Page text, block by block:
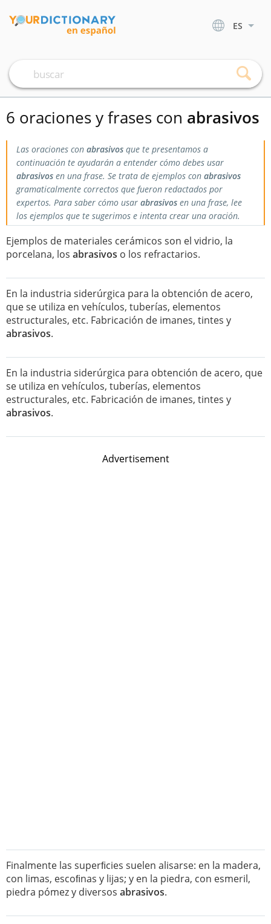
ES
6 oraciones y frases con abrasivos
Las oraciones con abrasivos que te presentamos a
continuación te ayudarán a entender cómo debes usar
abrasivos en una frase. Se trata de ejemplos con abrasivos
gramaticalmente correctos que fueron redactados por
expertos. Para saber cómo usar abrasivos en una frase, lee
los ejemplos que te sugerimos e intenta crear una oración.
Ejemplos de materiales cerámicos son el vidrio, la
porcelana, los abrasivos o los refractarios.
En la industria siderúrgica para la obtención de acero,
que se utiliza en vehículos, tuberías, elementos
estructurales, etc. Fabricación de imanes, tintes y
abrasivos.
En la industria siderúrgica para obtención de acero, que
se utiliza en vehículos, tuberías, elementos
estructurales, etc. Fabricación de imanes, tintes y
abrasivos.
Advertisement
Finalmente las superﬁcies suelen alisarse: en la madera,
con limas, escoﬁnas y lijas; y en la piedra, con esmeril,
piedra pómez y diversos abrasivos.